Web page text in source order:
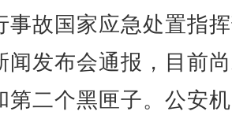
事故国家应急处置指
闻发布会通报，目前
第二个黑匣子。公安